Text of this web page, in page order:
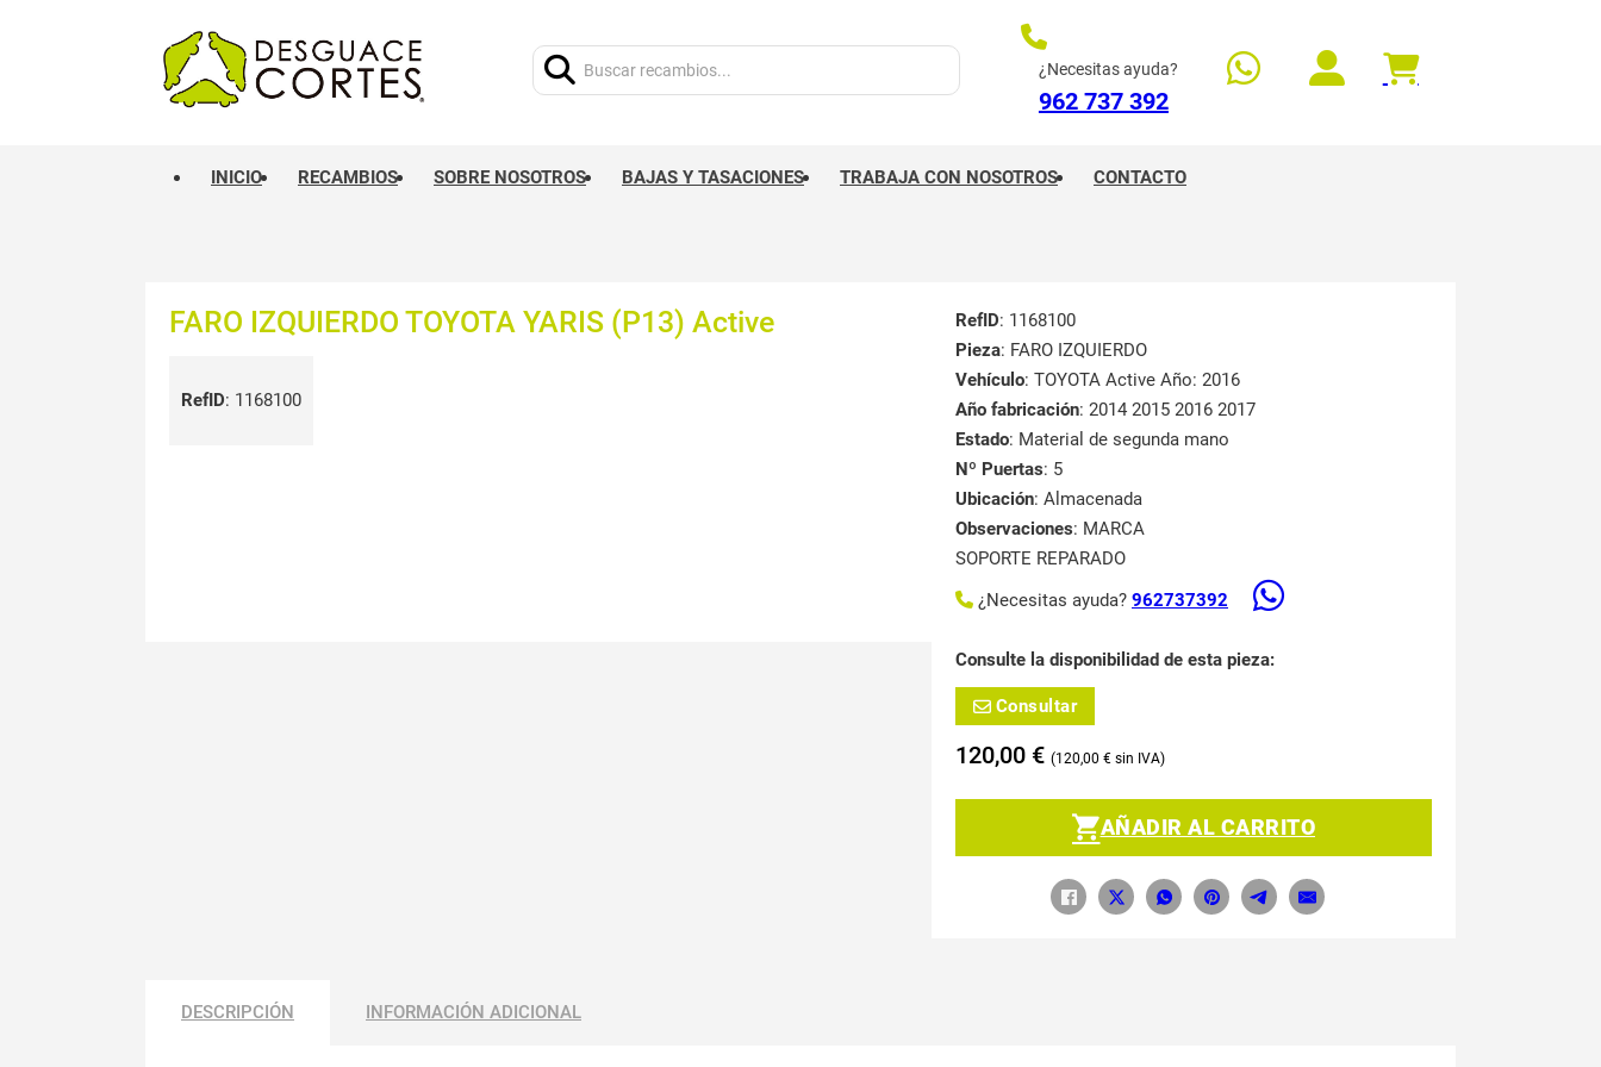
¿Necesitas ayuda?
962 737 392
INICIO RECAMBIOS SOBRE NOSOTROS BAJAS Y TASACIONES TRABAJA CON NOSOTROS CONTACTO
FARO IZQUIERDO TOYOTA YARIS (P13) Active
RefID: 1168100
RefID: 1168100
Pieza: FARO IZQUIERDO
Vehículo: TOYOTA Active Año: 2016
Año fabricación: 2014 2015 2016 2017
Estado: Material de segunda mano
Nº Puertas: 5
Ubicación: Almacenada
Observaciones: MARCA
SOPORTE REPARADO
¿Necesitas ayuda? 962737392
Consulte la disponibilidad de esta pieza:
Consultar
120,00 € 120,00 €
AÑADIR AL CARRITO
DESCRIPCIÓN INFORMACIÓN ADICIONAL